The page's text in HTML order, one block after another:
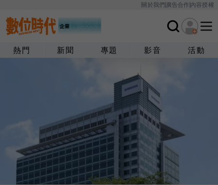
關於我們廣告合作內容授權
熱門 新聞 專題 影音 活動